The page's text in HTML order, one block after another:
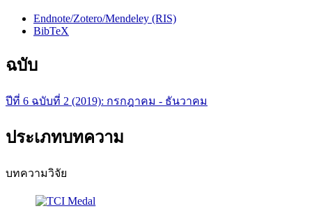
Endnote/Zotero/Mendeley (RIS)
BibTeX
ฉบับ
ปีที่ 6 ฉบับที่ 2 (2019): กรกฎาคม - ธันวาคม
ประเภทบทความ
บทความวิจัย